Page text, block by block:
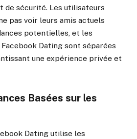
de sécurité. Les utilisateurs
pas voir leurs amis actuels
potentielles, et les
Dating sont séparées
une expérience privée et
Basées sur les
Dating utilise les